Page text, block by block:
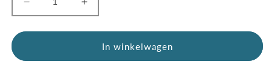
Aantal
verminderen
voor
Verhoog
de
hoeveelheid
GKI-In winkelwagen